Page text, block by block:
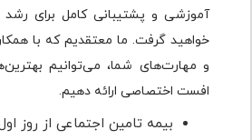
آموزشی و پشتیبانی کامل برای رشد
خواهید گرفت. ما معتقدیم که با
و مهارت‌‌های شما، می‌توانیم
افست اختصاصی ارائه دهیم.
بیمه تامین اجتماعی از روز